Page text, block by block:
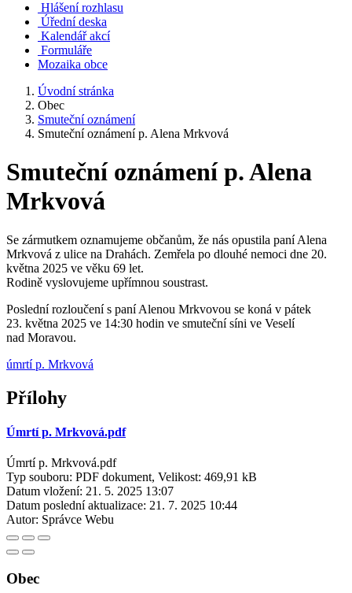
Hlášení rozhlasu
Úřední deska
Kalendář akcí
Formuláře
Mozaika obce
Úvodní stránka
Obec
Smuteční oznámení
Smuteční oznámení p. Alena Mrkvová
Smuteční oznámení p. Alena
Mrkvová
Se zármutkem oznamujeme občanům, že nás opustila paní Alena
Mrkvová z ulice na Drahách. Zemřela po dlouhé nemoci dne 20.
května 2025 ve věku 69 let.
Rodině vyslovujeme upřímnou soustrast.
Poslední rozloučení s paní Alenou Mrkvovou se koná v pátek
23. května 2025 ve 14:30 hodin ve smuteční síni ve Veselí
nad Moravou.
úmrtí p. Mrkvová
Přílohy
Úmrtí p. Mrkvová.pdf
Úmrtí p. Mrkvová.pdf
Typ souboru: PDF dokument, Velikost: 469,91 kB
Datum vložení: 21. 5. 2025 13:07
Datum poslední aktualizace: 21. 7. 2025 10:44
Autor: Správce Webu
Obec